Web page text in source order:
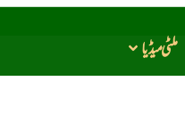
ملٹی میڈیا